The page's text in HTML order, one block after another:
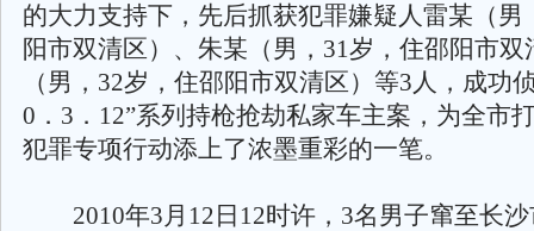
的大力支持下，先后抓获犯罪嫌疑人雷某（男
阳市双清区）、朱某（男，31岁，住邵阳市双
（男，32岁，住邵阳市双清区）等3人，成功
0．3．12”系列持枪抢劫私家车主案，为全市
犯罪专项行动添上了浓墨重彩的一笔。
2010年3月12日12时许，3名男子窜至长沙